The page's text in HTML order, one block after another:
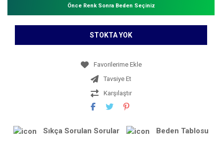
Önce Renk Sonra Beden Seçiniz
STOKTA YOK
Tavsiye Et
Karşılaştır
Sıkça Sorulan Sorular Beden Tablosu